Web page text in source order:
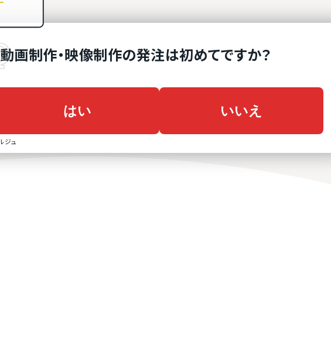
動画制作・映像制作の発注は初めてですか？
はい いいえ